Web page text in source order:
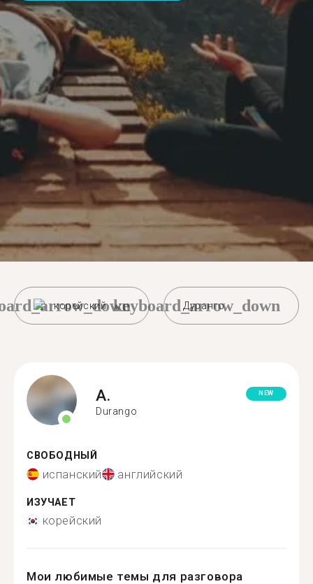
корейский Дуранго
keyboard_arrow_down
A.
Durango
NEW
СВОБОДНЫЙ
испанский английский
ИЗУЧАЕТ
корейский
Мои любимые темы для разговора